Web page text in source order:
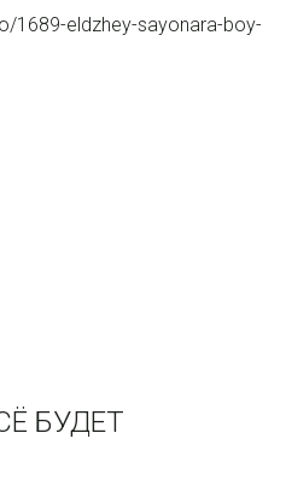
1689-eldzhey-sayonara-boy-
БУДЕТ